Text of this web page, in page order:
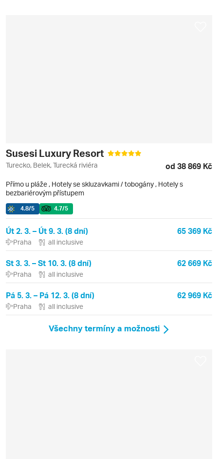
Susesi Luxury Resort
Turecko, Belek, Turecká riviéra od 38 869 Kč
Přímo u pláže , Hotely se skluzavkami / tobogány , Hotely s
bezbariérovým přístupem
4.8/5 4.7/5
Út 2. 3. – Út 9. 3. (8 dní) 65 369 Kč
Praha all inclusive
St 3. 3. – St 10. 3. (8 dní) 62 669 Kč
Praha all inclusive
Pá 5. 3. – Pá 12. 3. (8 dní) 62 969 Kč
Praha all inclusive
Všechny termíny a možnosti